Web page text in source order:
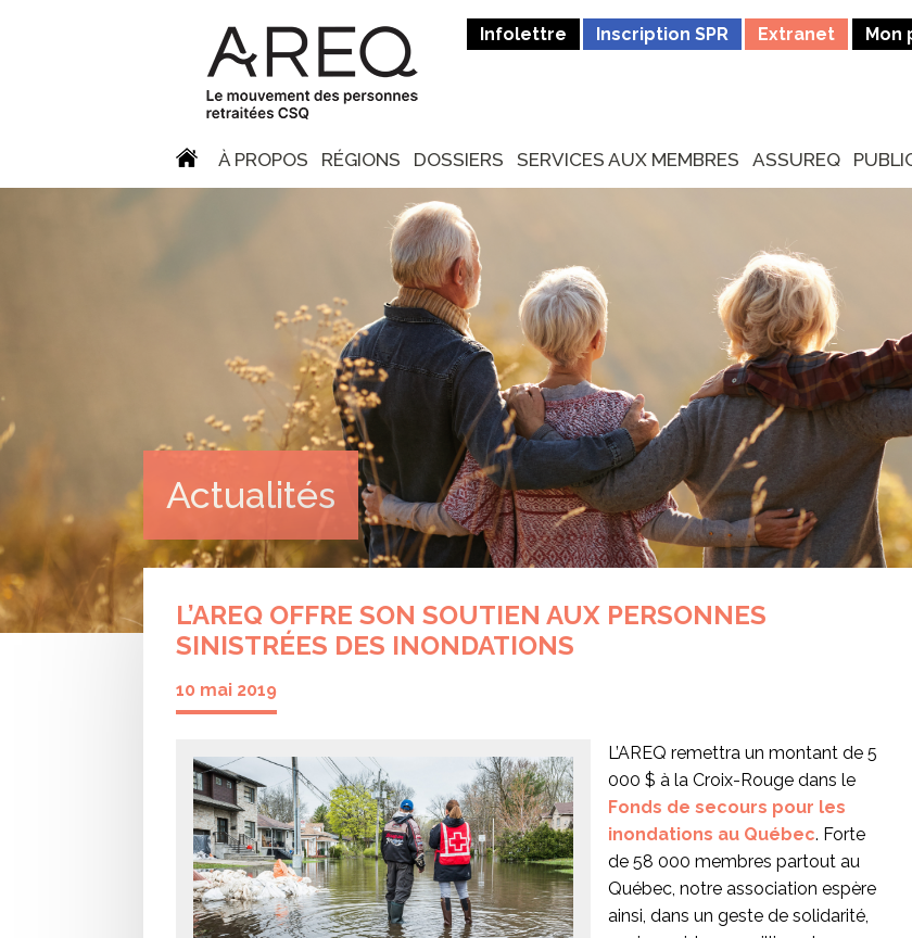
Infolettre Inscription SPR Extranet Mon
À PROPOS RÉGIONS DOSSIERS SERVICES AUX MEMBRES ASSUREQ
Actualités
L’AREQ OFFRE SON SOUTIEN AUX PERSONNES
SINISTRÉES DES INONDATIONS
10 mai 2019
L’AREQ remettra un montant de 5
000 $ à la Croix-Rouge dans le
Fonds de secours pour les
inondations au Québec. Forte
de 58 000 membres partout au
Québec, notre association espère
ainsi, dans un geste de solidarité,